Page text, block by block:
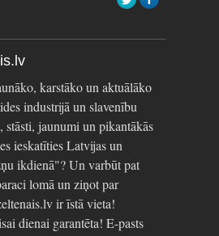
karstāko un aktuālāko
industrijā un slavenību
stāsti, jaunumi un pikantākās
ieskatīties Latvijas un
ikdienā"? Un varbūt pat
lomā un ziņot par
ir īstā vieta!
dienai garantēta! E-pasts